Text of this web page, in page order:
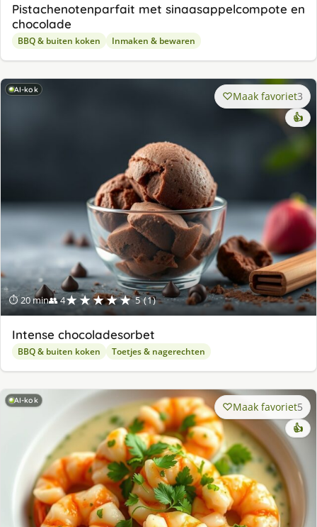
Pistachenotenparfait met sinaasappelcompote en
chocolade
BBQ & buiten koken Inmaken & bewaren
AI-kok
⏱ 20 min👥 4★★★★★ 5 (1)
Maak favoriet3
👍
Intense chocoladesorbet
BBQ & buiten koken Toetjes & nagerechten
AI-kok Maak favoriet5
👍